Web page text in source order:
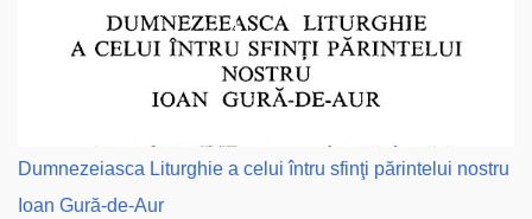
Dumnezeiasca Liturghie a celui întru sfinţi părintelui nostru
Ioan Gură-de-Aur